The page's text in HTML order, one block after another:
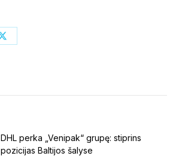
Share
DHL perka „Venipak“ grupę: stiprins
pozicijas Baltijos šalyse